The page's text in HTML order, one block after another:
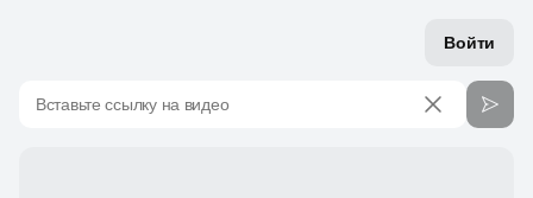
Войти
Вставьте ссылку на видео